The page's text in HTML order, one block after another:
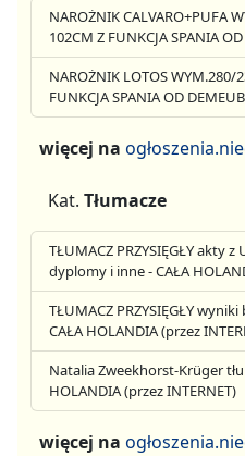
NAROŻNIK CALVARO+PUFA
102CM Z FUNKCJA SPANIA
NAROŻNIK LOTOS WYM.280/
FUNKCJA SPANIA OD
więcej na
Kat. Tłumacze
TŁUMACZ PRZYSIĘGŁY akty
dyplomy i inne - CAŁA
TŁUMACZ PRZYSIĘGŁY
CAŁA HOLANDIA (przez
Natalia Zweekhorst-Krüger
HOLANDIA (przez INTERNET)
więcej na